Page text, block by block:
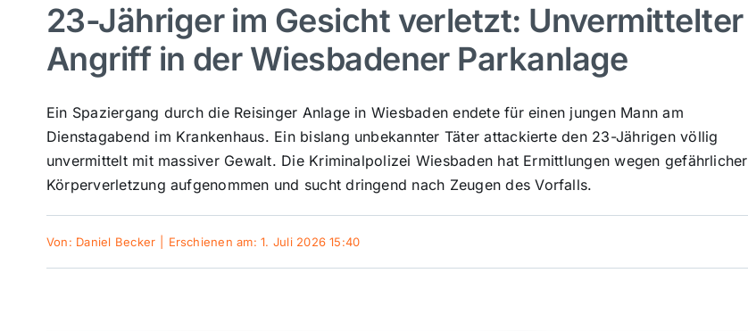
23-Jähriger im Gesicht verletzt: Unvermittelter
Angriff in der Wiesbadener Parkanlage
Ein Spaziergang durch die Reisinger Anlage in Wiesbaden endete für einen jungen Mann am
Dienstagabend im Krankenhaus. Ein bislang unbekannter Täter attackierte den 23-Jährigen völlig
unvermittelt mit massiver Gewalt. Die Kriminalpolizei Wiesbaden hat Ermittlungen wegen gefährlicher
Körperverletzung aufgenommen und sucht dringend nach Zeugen des Vorfalls.
Von: Daniel Becker Erschienen am: 1. Juli 2026 15:40